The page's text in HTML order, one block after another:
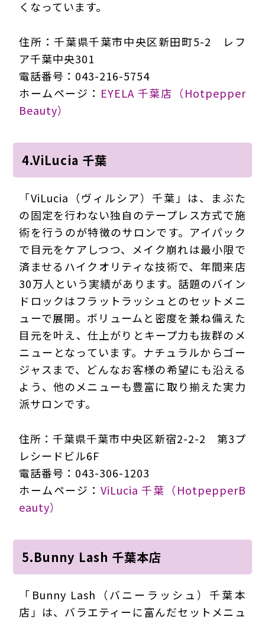
くなっています。
住所：千葉県千葉市中央区新田町5-2 レフ
ア千葉中央301
電話番号：043-216-5754
ホームページ： EYELA 千葉店（Hotpepper
Beauty）
4.ViLucia 千葉
「ViLucia（ヴィルシア）千葉」は、まぶた
の固定を行わない独自のテープレス方式で施
術を行うのが特徴のサロンです。アイパック
で目元をケアしつつ、メイク崩れは最小限で
済ませるハイクオリティな技術で、年間来店
30万人という実績があります。話題のバイン
ドロックはフラットラッシュとのセットメニ
ューで展開。ボリュームと密度を兼ね備えた
目元を叶え、仕上がりとキープ力も抜群のメ
ニューとなっています。ナチュラルからゴー
ジャスまで、どんなお客様の希望にも沿える
よう、他のメニューも豊富に取り揃えた実力
派サロンです。
住所：千葉県千葉市中央区新宿2-2-2 第3プ
レシードビル6F
電話番号：043-306-1203
ホームページ： ViLucia 千葉（HotpepperB
eauty）
5.Bunny Lash 千葉本店
「Bunny Lash（バニーラッシュ）千葉本
店」は、バラエティーに富んだセットメニュ